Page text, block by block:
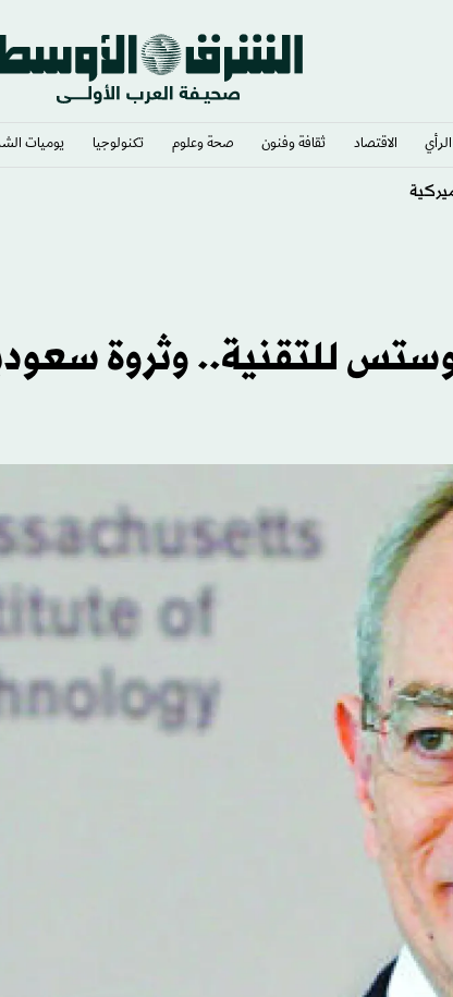
الرأي الاقتصاد ثقافة وفنون صحة وعلوم تكنولوجيا يوميات
لتطورات الشرق الأوسط
للتقنية.. وثروة